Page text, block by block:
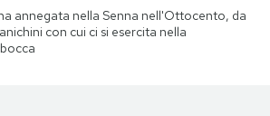
annegata nella Senna nell'Ottocento, da
con cui ci si esercita nella